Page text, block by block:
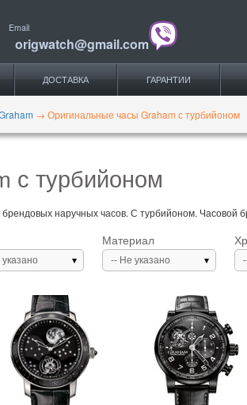
Email
origwatch@gmail.com
ДОСТАВКА ГАРАНТИИ
→ Оригинальные часы Graham с турбийоном
с турбийоном
наручных часов. С турбийоном. Часовой
Материал
-- Не указано